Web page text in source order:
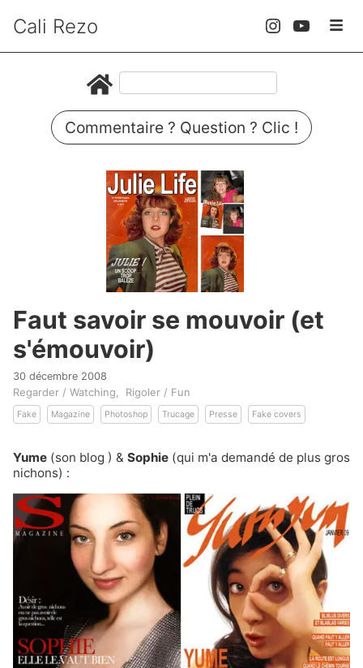
Cali Rezo
Commentaire ? Question ? Clic !
Faut savoir se mouvoir (et
s'émouvoir)
30 décembre 2008
Regarder / Watching Rigoler / Fun
Fake Magazine Photoshop Trucage Presse Fake covers
Yume (son blog ) & Sophie (qui m'a demandé de plus gros
nichons) :